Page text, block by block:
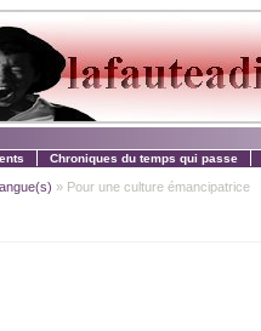
Chroniques du temps qui passe
» Pour une culture émancipatrice